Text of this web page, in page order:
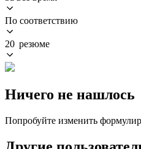
По соответствию
20 резюме
Ничего не нашлось
Попробуйте изменить